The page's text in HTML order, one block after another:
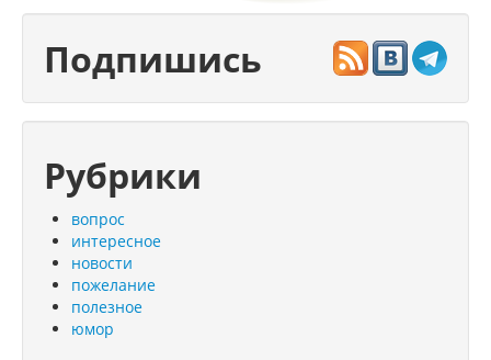
Подпишись
Рубрики
вопрос
интересное
новости
пожелание
полезное
юмор